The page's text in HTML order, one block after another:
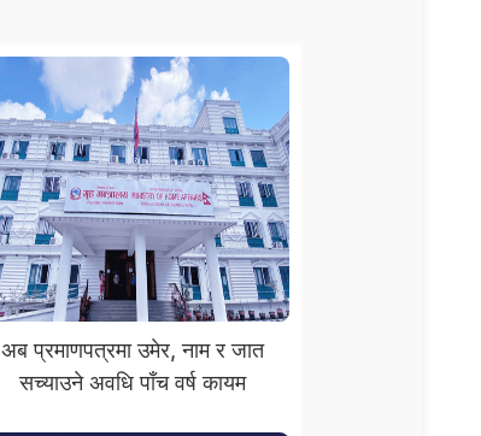
अब प्रमाणपत्रमा उमेर, नाम र जात
सच्याउने अवधि पाँच वर्ष कायम